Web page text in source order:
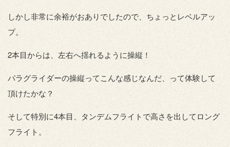
しかし非常に余裕がおありでしたので、ちょっとレベルアッ
プ。
2本目からは、左右へ揺れるように操縦！
パラグライダーの操縦ってこんな感じなんだ、って体験して
頂けたかな？
そして特別に4本目、タンデムフライトで高さを出してロング
フライト。